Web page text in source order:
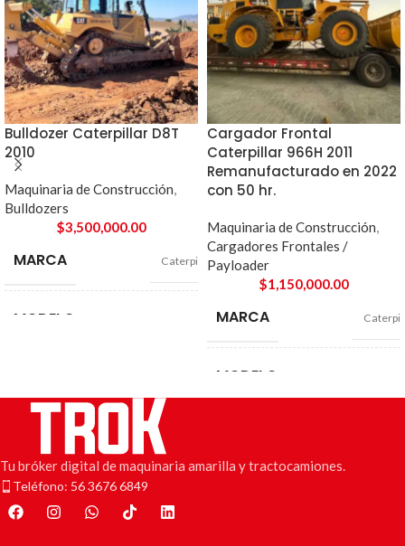
Bulldozer Caterpillar D8T
2010
Maquinaria de Construcción,
Bulldozers
$3,500,000.00
MARCA Caterpillar
MODELO
KILÓMETROS
MOTOR
Cargador Frontal
Caterpillar 966H 2011
Remanufacturado en 2022
con 50 hr.
Maquinaria de Construcción,
Cargadores Frontales /
Payloader
$1,150,000.00
MARCA
MODELO
Tu bróker digital de maquinaria amarilla y tractocamiones.
Teléfono: 56 3676 6849